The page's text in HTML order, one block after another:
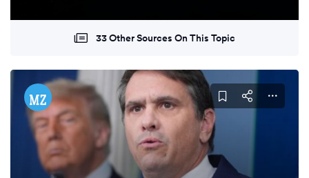
33 Other Sources On This Topic